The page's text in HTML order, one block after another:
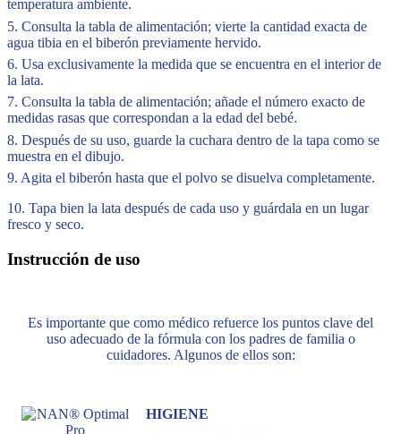
temperatura ambiente.
5. Consulta la tabla de alimentación; vierte la cantidad exacta de
agua tibia en el biberón previamente hervido.
6. Usa exclusivamente la medida que se encuentra en el interior de
la lata.
7. Consulta la tabla de alimentación; añade el número exacto de
medidas rasas que correspondan a la edad del bebé.
8. Después de su uso, guarde la cuchara dentro de la tapa como se
muestra en el dibujo.
9. Agita el biberón hasta que el polvo se disuelva completamente.
10. Tapa bien la lata después de cada uso y guárdala en un lugar
fresco y seco.
Instrucción de uso
Es importante que como médico refuerce los puntos clave del
uso adecuado de la fórmula con los padres de familia o
cuidadores. Algunos de ellos son:
HIGIENE